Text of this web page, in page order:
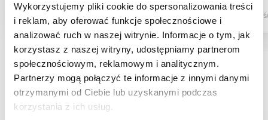
Wykorzystujemy pliki cookie do spersonalizowania treści
i reklam, aby oferować funkcje społecznościowe i
analizować ruch w naszej witrynie. Informacje o tym, jak
korzystasz z naszej witryny, udostępniamy partnerom
społecznościowym, reklamowym i analitycznym.
Partnerzy mogą połączyć te informacje z innymi danymi
otrzymanymi od Ciebie lub uzyskanymi podczas
korzystania z ich usług.
Dostępność: na zamówienie
NAJNOWSZE ARTYKUŁY